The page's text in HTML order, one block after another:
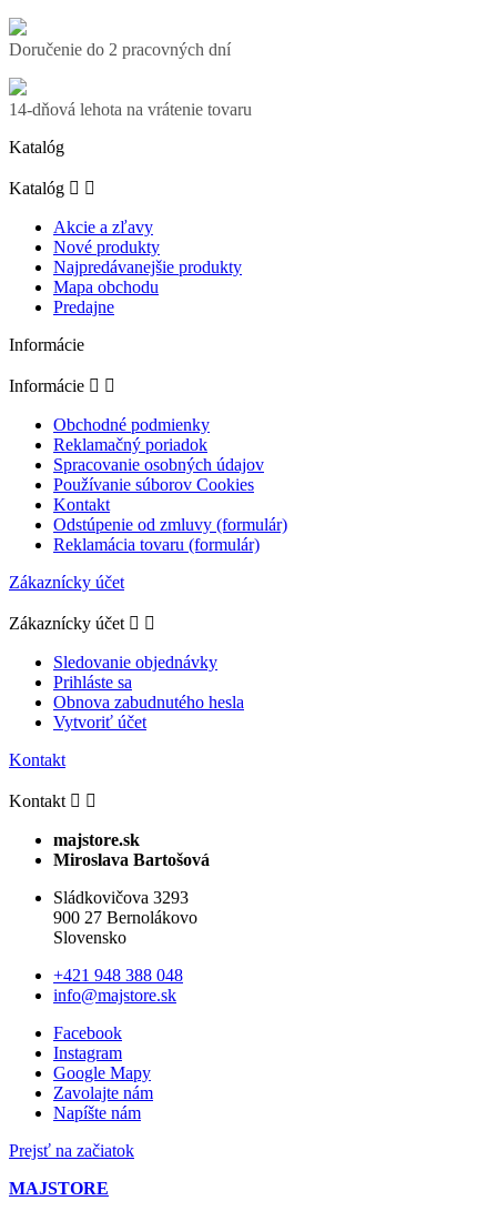
Doručenie do 2 pracovných dní
14-dňová lehota na vrátenie tovaru
Katalóg
Katalóg  
Akcie a zľavy
Nové produkty
Najpredávanejšie produkty
Mapa obchodu
Predajne
Informácie
Informácie  
Obchodné podmienky
Reklamačný poriadok
Spracovanie osobných údajov
Používanie súborov Cookies
Kontakt
Odstúpenie od zmluvy (formulár)
Reklamácia tovaru (formulár)
Zákaznícky účet
Zákaznícky účet  
Sledovanie objednávky
Prihláste sa
Obnova zabudnutého hesla
Vytvoriť účet
Kontakt
Kontakt  
majstore.sk
Miroslava Bartošová
Sládkovičova 3293
900 27 Bernolákovo
Slovensko
+421 948 388 048
info@majstore.sk
Facebook
Instagram
Google Mapy
Zavolajte nám
Napíšte nám
Prejsť na začiatok
MAJSTORE